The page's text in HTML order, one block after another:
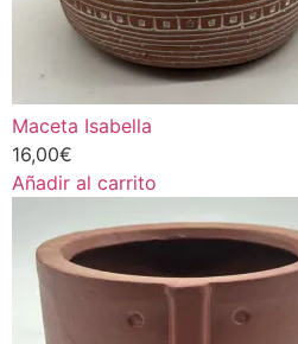
Maceta Isabella
16,00€
Añadir al carrito